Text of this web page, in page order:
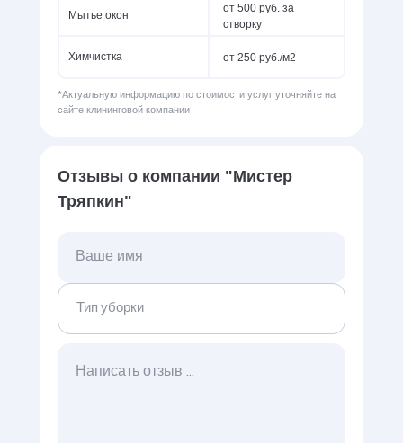
Мытье окон
от 500 руб. за
створку
Химчистка от 250 руб./м2
*Актуальную информацию по стоимости услуг уточняйте на
сайте клининговой компании
Отзывы о компании "Мистер
Тряпкин"
Тип уборки